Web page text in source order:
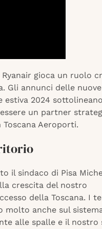
gioca un ruolo
Gli annunci delle
estiva 2024
un partner
Aeroporti.
il sindaco di Pisa
crescita del nostro
della Toscana. I
molto anche sul
alle spalle e il nostro